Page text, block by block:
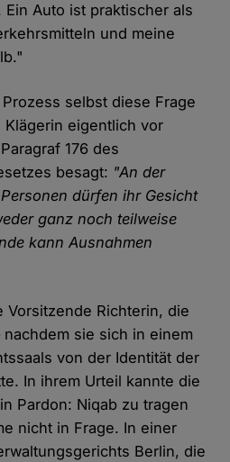
Auto ist praktischer als
und meine
selbst diese Frage
eigentlich vor
176 des
besagt: "An der
dürfen ihr Gesicht
ganz noch teilweise
kann Ausnahmen
Vorsitzende Richterin, die
sie sich in einem
von der Identität der
In ihrem Urteil kannte die
Pardon: Niqab zu tragen
nicht in Frage. In einer
Berlin, die